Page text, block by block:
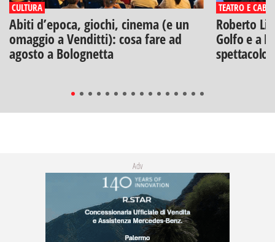
CULTURA
Abiti d’epoca, giochi, cinema (e un
omaggio a Venditti): cosa fare ad
agosto a Bolognetta
TEATRO E
Roberto
Golfo e a
spettacolo"
Adv